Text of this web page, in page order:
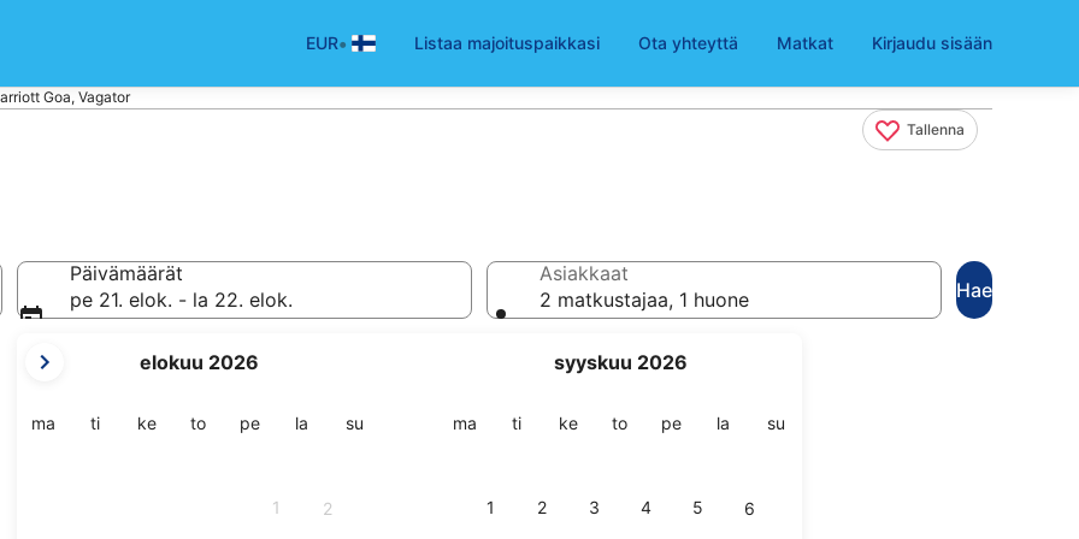
EUR• Listaa majoituspaikkasi Ota yhteyttä Matkat Kirjaudu sisään
Goa, Vagator
Tallenna
Päivämäärät
pe 21. elok. - la 22. elok.
kuukautesi
August
elokuu 2026
mamaanantai
titiistaikekeskiviikko
totorstai
peperjantai
la lauantai
susunnuntai
1 2
syyskuu 2026
mamaanantai
titiistaikekeskiviikko
totorstai
peperjantai
la lauantai
susunnuntai
1 2 3 4 5 6
Asiakkaat
2 matkustajaa, 1 huone
Hae